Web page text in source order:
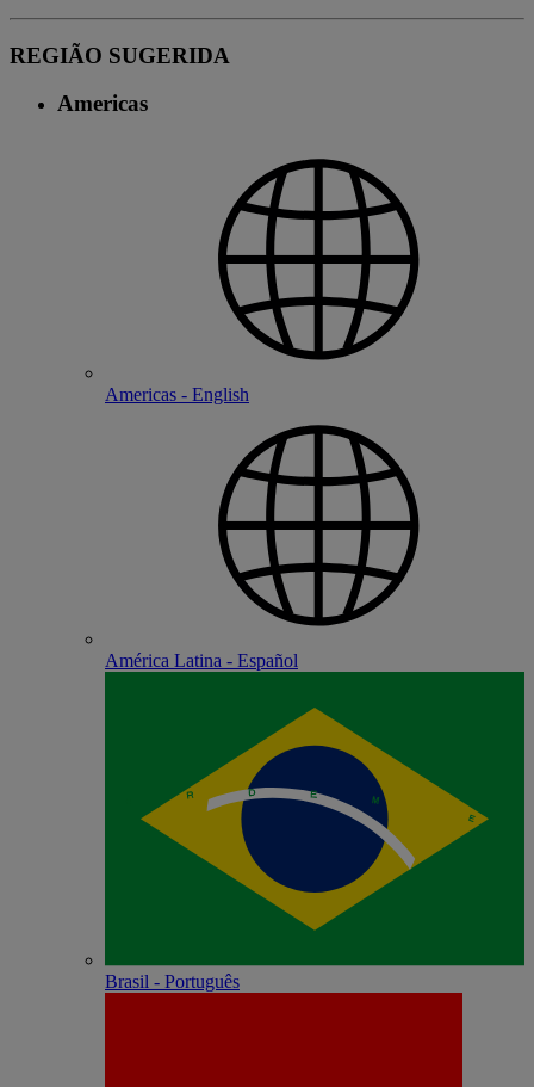
REGIÃO SUGERIDA
Americas
Americas - English
América Latina - Español
Brasil - Português